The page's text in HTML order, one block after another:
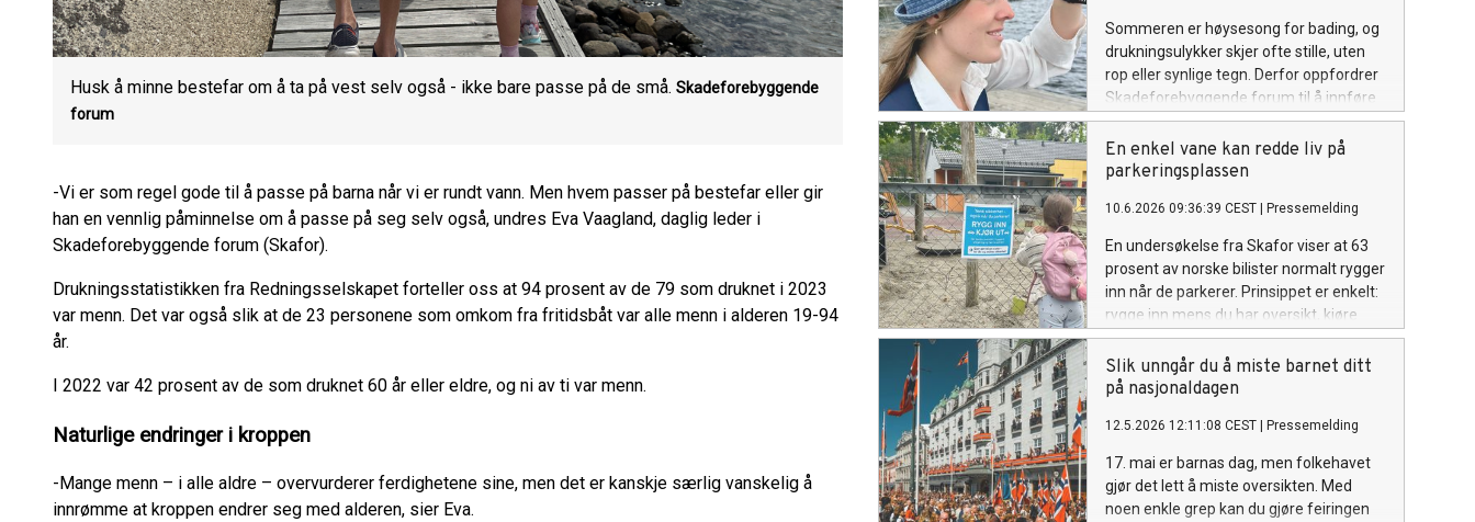
Husk å minne bestefar om å ta på vest selv også - ikke bare passe på de små. Skadeforebyggende
forum
-Vi er som regel gode til å passe på barna når vi er rundt vann. Men hvem passer på bestefar eller gir
han en vennlig påminnelse om å passe på seg selv også, undres Eva Vaagland, daglig leder i
Skadeforebyggende forum (Skafor).
Drukningsstatistikken fra Redningsselskapet forteller oss at 94 prosent av de 79 som druknet i 2023
var menn. Det var også slik at de 23 personene som omkom fra fritidsbåt var alle menn i alderen 19-94
år.
I 2022 var 42 prosent av de som druknet 60 år eller eldre, og ni av ti var menn.
Naturlige endringer i kroppen
-Mange menn – i alle aldre – overvurderer ferdighetene sine, men det er kanskje særlig vanskelig å
innrømme at kroppen endrer seg med alderen, sier Eva.
Sommeren er høysesong for bading, og
drukningsulykker skjer ofte stille, uten
rop eller synlige tegn. Derfor oppfordrer
Skadeforebyggende forum til å innføre
en enkel vaktordning ved vannet denne
sommeren.
En enkel vane kan redde liv på
parkeringsplassen
10.6.2026 09:36:39 CEST Pressemelding
En undersøkelse fra Skafor viser at 63
prosent av norske bilister normalt rygger
inn når de parkerer. Prinsippet er enkelt:
rygge inn mens du har oversikt, kjøre
forover ut når du drar. For et lite barn kan
det bety forskjellen mellom en
nærpasning og en tragedie.
Slik unngår du å miste barnet ditt
på nasjonaldagen
12.5.2026 12:11:08 CEST Pressemelding
17. mai er barnas dag, men folkehavet
gjør det lett å miste oversikten. Med
noen enkle grep kan du gjøre feiringen